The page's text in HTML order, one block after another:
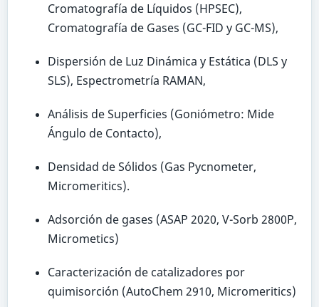
Cromatografía de Líquidos (HPSEC),
Cromatografía de Gases (GC-FID y GC-MS),
Dispersión de Luz Dinámica y Estática (DLS y
SLS), Espectrometría RAMAN,
Análisis de Superficies (Goniómetro: Mide
Ángulo de Contacto),
Densidad de Sólidos (Gas Pycnometer,
Micromeritics).
Adsorción de gases (ASAP 2020, V-Sorb 2800P,
Micrometics)
Caracterización de catalizadores por
quimisorción (AutoChem 2910, Micromeritics)